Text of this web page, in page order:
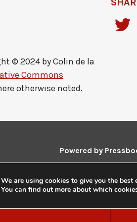
© 2024 byColin de la
Commons
otherwise noted.
Powered by
We are using cookies to give you the best
You can find out more about which